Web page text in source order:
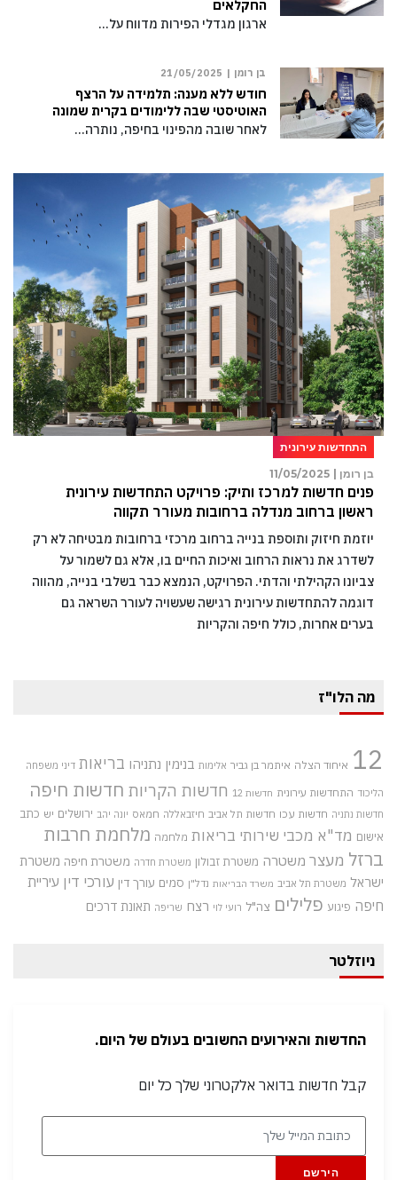
החקלאים
ארגון מגדלי הפירות מדווח על…
בן רומן | 21/05/2025
חודש ללא מענה: תלמידה על הרצף
האוטיסטי שבה ללימודים בקרית שמונה
לאחר שובה מהפינוי בחיפה, נותרה…
התחדשות עירונית
בן רומן | 11/05/2025
פנים חדשות למרכז ותיק: פרויקט התחדשות עירונית
ראשון ברחוב מנדלה ברחובות מעורר תקווה
יוזמת חיזוק ותוספת בנייה ברחוב מרכזי ברחובות מבטיחה לא רק
לשדרג את נראות הרחוב ואיכות החיים בו, אלא גם לשמור על
צביונו הקהילתי והדתי. הפרויקט, הנמצא כבר בשלבי בנייה, מהווה
דוגמה להתחדשות עירונית רגישה שעשויה לעורר השראה גם
בערים אחרות, כולל חיפה והקריות
מה הלו"ז
12 איחוד הצלה איתמר בן גביר אלימות בנימין נתניהו בריאות דיני משפחה
הליכוד התחדשות עירונית חדשות 12 חדשות הקריות חדשות חיפה
חדשות נתניה חדשות עכו חדשות תל אביב חיזבאללה חמאס יונה יהב ירושלים יש כתב
אישום מד"א מכבי שירותי בריאות מלחמה מלחמת חרבות
ברזל מעצר משטרה משטרת זבולון משטרת חדרה משטרת חיפה משטרת
ישראל משטרת תל אביב משרד הבריאות נדל"ן סמים עורך דין עורכי דין עיריית
חיפה פיגוע פלילים צה"ל רועי לוי רצח שריפה תאונת דרכים
ניוזלטר
החדשות והאירועים החשובים בעולם של היום.
קבל חדשות בדואר אלקטרוני שלך כל יום
הירשם